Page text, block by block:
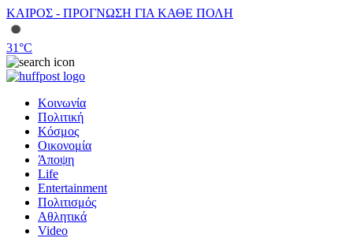
ΚΑΙΡΟΣ - ΠΡΟΓΝΩΣΗ ΓΙΑ ΚΑΘΕ ΠΟΛΗ
31°C
Κοινωνία
Πολιτική
Κόσμος
Οικονομία
Άποψη
Life
Entertainment
Πολιτισμός
Αθλητικά
Video